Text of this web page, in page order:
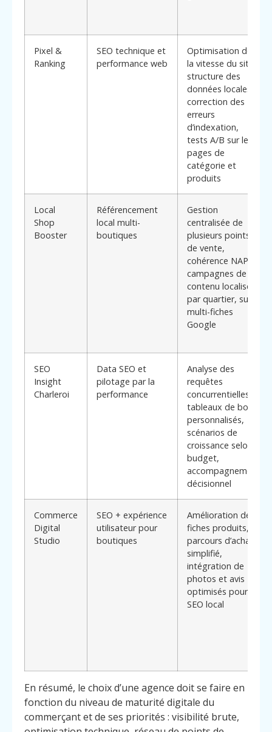
Pixel &
Ranking
SEO technique et
performance web
Optimisation de
la vitesse du site,
structure des
données locales,
correction des
erreurs
d’indexation,
tests A/B sur les
pages de
catégorie et
produits
Local
Shop
Booster
Référencement
local multi-
boutiques
Gestion
centralisée de
plusieurs points
de vente,
cohérence NAP,
campagnes de
contenu localisé
par quartier, suivi
multi-fiches
Google
SEO
Insight
Charleroi
Data SEO et
pilotage par la
performance
Analyse des
requêtes
concurrentielles,
tableaux de bord
personnalisés,
scénarios de
croissance selon
budget,
accompagnement
décisionnel
Commerce
Digital
Studio
SEO + expérience
utilisateur pour
boutiques
Amélioration des
fiches produits,
parcours d’achat
simplifié,
intégration de
photos et avis
optimisés pour le
SEO local
En résumé, le choix d’une agence doit se faire en
fonction du niveau de maturité digitale du
commerçant et de ses priorités : visibilité brute,